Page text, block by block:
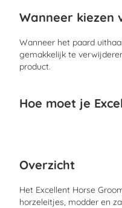
Wanneer kiezen
Wanneer het paard
gemakkelijk te
product.
Hoe moet je
Met de haarrichting mee
Overzicht
Het Excellent Horse
horzeleitjes, modder en